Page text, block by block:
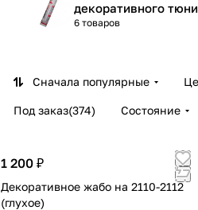
декоративного
6 товаров
Сначала популярные
Под заказ(374) Состояние
1 200 ₽
Декоративное жабо на 2110-2112
(глухое)